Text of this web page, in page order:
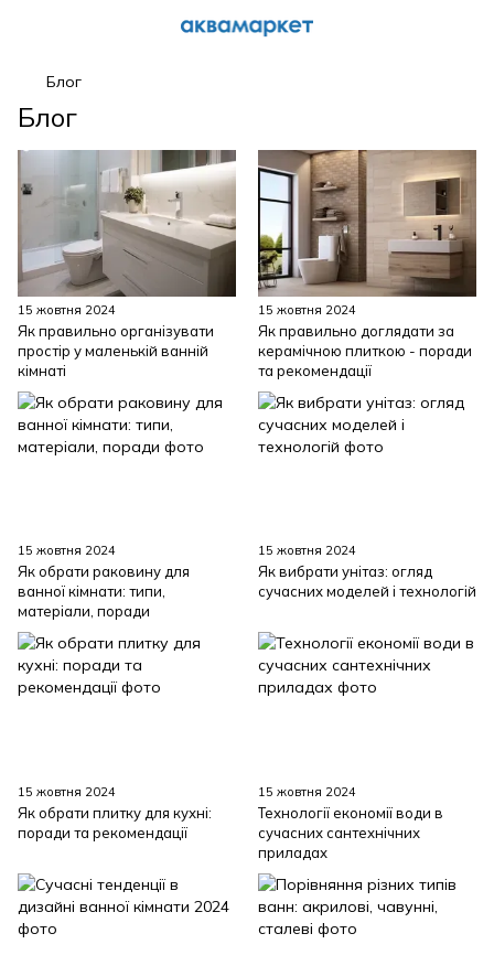
Блог
Блог
15 жовтня 2024
Як правильно організувати
простір у маленькій ванній
кімнаті
15 жовтня 2024
Як правильно доглядати за
керамічною плиткою - поради
та рекомендації
15 жовтня 2024
Як обрати раковину для
ванної кімнати: типи,
матеріали, поради
15 жовтня 2024
Як вибрати унітаз: огляд
сучасних моделей і технологій
15 жовтня 2024
Як обрати плитку для кухні:
поради та рекомендації
15 жовтня 2024
Технології економії води в
сучасних сантехнічних
приладах